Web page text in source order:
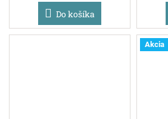
Do košíka
Akcia